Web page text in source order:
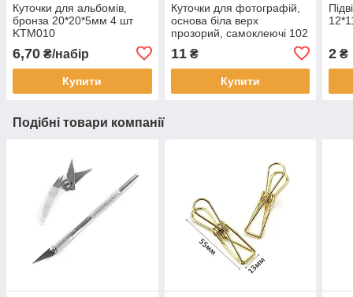
Куточки для альбомів,
бронза 20*20*5мм 4 шт
KTM010
6,70 ₴/набір
Купити
Куточки для фотографій,
основа біла верх
прозорий, самоклеючі 102
11₴
Купити
2 ₴
Подібні товари компанії